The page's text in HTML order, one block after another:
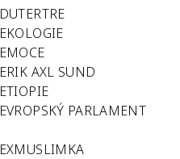
DUTERTRE
EKOLOGIE
EMOCE
ERIK AXL SUND
ETIOPIE
EVROPSKÝ PARLAMENT
EXMUSLIMKA